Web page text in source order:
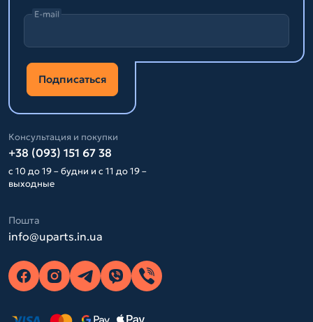
E-mail
Подписаться
Консультация и покупки
+38 (093) 151 67 38
с 10 до 19 – будни и с 11 до 19 –
выходные
Пошта
info@uparts.in.ua